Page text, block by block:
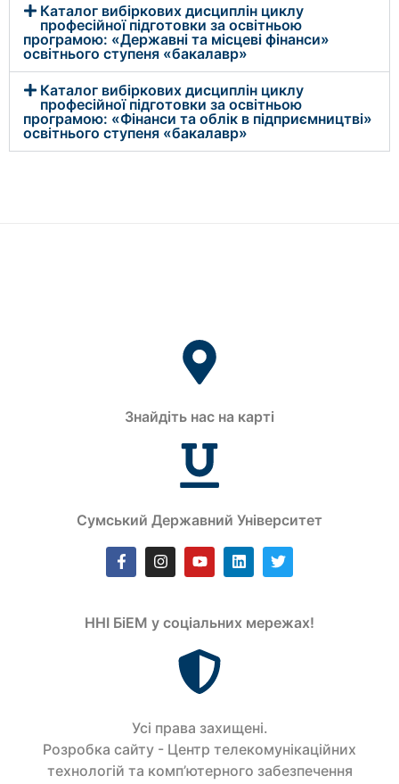
Каталог вибіркових дисциплін циклу
професійної підготовки за освітньою
програмою: «Державні та місцеві фінанси»
освітнього ступеня «бакалавр»
Каталог вибіркових дисциплін циклу
професійної підготовки за освітньою
програмою: «Фінанси та облік в підприємництві»
освітнього ступеня «бакалавр»
Знайдіть нас на карті
Сумський Державний Університет
ННІ БіЕМ у соціальних мережах!
Усi права захищенi.
Розробка сайту - Центр телекомунікаційних
технологій та комп’ютерного забезпечення